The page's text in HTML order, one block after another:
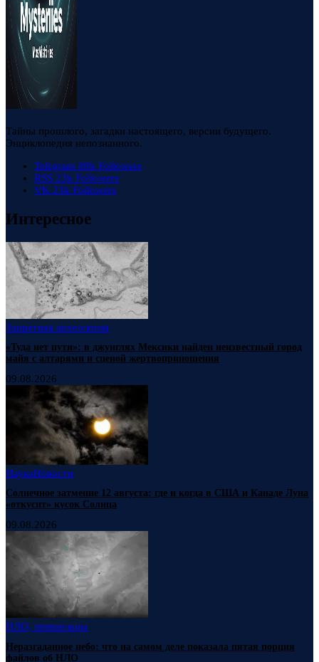
Тайны прошлого, загадки настоящего, версии будущего.
Энциклопедия непознанного.
Telegram 88k Followers
RSS 23k Followers
VK 23k Followers
Интересное
Запретная археология
«Туда нет пути»: в джунглях Мексики найден неизвестный город
майя с алтарями и сценой жертвоприношения
09.08.2026
НаукаНовости
Солнечное затмение 12 августа: где и когда в США и Канаде Луна
«откусит» кусок Солнца
09.08.2026
НЛО, пришельцы
Неразгаданное небо: что на самом деле показала пятая порция
файлов об НЛО